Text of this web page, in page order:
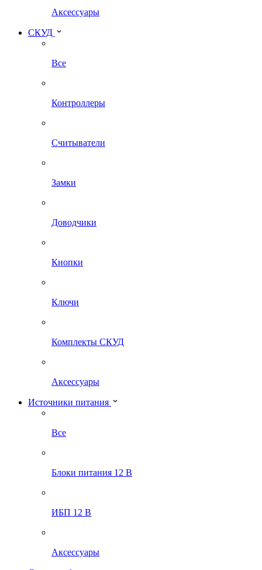
Аксессуары
СКУД
Все
Контроллеры
Считыватели
Замки
Доводчики
Кнопки
Ключи
Комплекты СКУД
Аксессуары
Источники питания
Все
Блоки питания 12 В
ИБП 12 В
Аксессуары